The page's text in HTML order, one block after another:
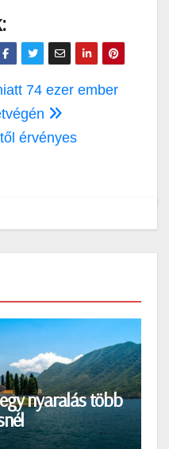
74 ezer ember
érvényes
nyaralás több